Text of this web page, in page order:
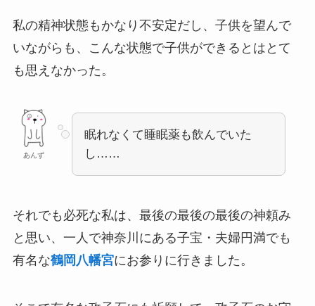
私の精神状態もかなり不安定だし、子供を望んで
いながらも、こんな状態で子供ができるとはとて
も思えなかった。
あんず
眠れなくて睡眠薬も飲んでいた
し……
それでも必死な私は、最後の最後の最後の神頼み
と思い、一人で神奈川にある子宝・夫婦円満でも
有名な鶴岡八幡宮にお参りに行きました。